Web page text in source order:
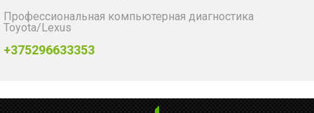
Профессиональная компьютерная диагностика
Toyota/Lexus
+375296633353